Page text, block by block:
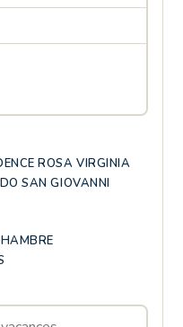
ROSA VIRGINIA
SAN GIOVANNI